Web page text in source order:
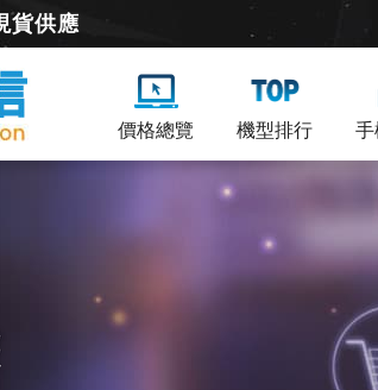
貨供應
價格總覽 機型排行